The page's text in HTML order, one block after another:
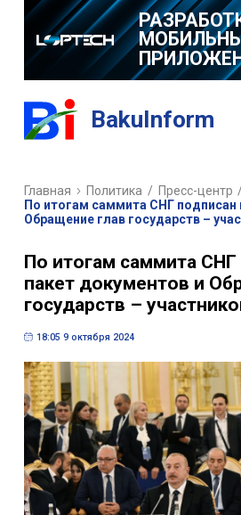
BakuInform
Главная Политика / Пресс-центр /
По итогам саммита СНГ подписан
Обращение глав государств –
По итогам саммита СНГ
пакет документов и
государств –
18:05 9 октября 2024